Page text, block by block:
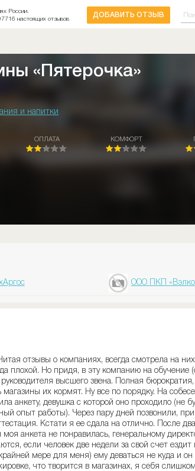
России.
настоящих отзывов
ДОБАВИТЬ ОТЗЫВ
«Пятерочка»
и напитки
ОПЛАТА КОМФОРТ
ООО ПКП
отзывы о компаниях, всегда смотрела на
плохой. Но придя, в эту компанию на обучение
высшего звена. Полная
магазины их кормят. Ну все по порядку. На
анкету, девушка с которой оно проходило (не
опыт работы). Через пару дней позвонили,
Кстати я ее сдала на отлично. После
моя анкета не понравилась, генеральному
если человек две недели за свой счет
мере для меня) ему деваться не куда и
что творится в магазинах, я себя